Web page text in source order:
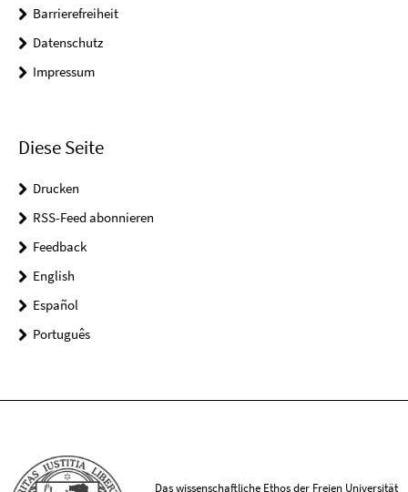
Barrierefreiheit
Datenschutz
Impressum
Diese Seite
Drucken
RSS-Feed abonnieren
Feedback
English
Español
Português
Das wissenschaftliche Ethos der Freien Universität